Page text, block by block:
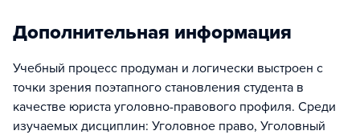
Дополнительная информация
Учебный процесс продуман и логически выстроен с
точки зрения поэтапного становления студента в
качестве юриста уголовно-правового профиля. Среди
изучаемых дисциплин: Уголовное право, Уголовный